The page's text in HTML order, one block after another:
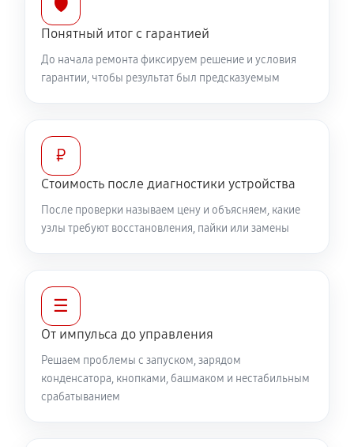
🛡️
Понятный итог с гарантией
До начала ремонта фиксируем решение и условия
гарантии, чтобы результат был предсказуемым
₽
Стоимость после диагностики устройства
После проверки называем цену и объясняем, какие
узлы требуют восстановления, пайки или замены
☰
От импульса до управления
Решаем проблемы с запуском, зарядом
конденсатора, кнопками, башмаком и нестабильным
срабатыванием